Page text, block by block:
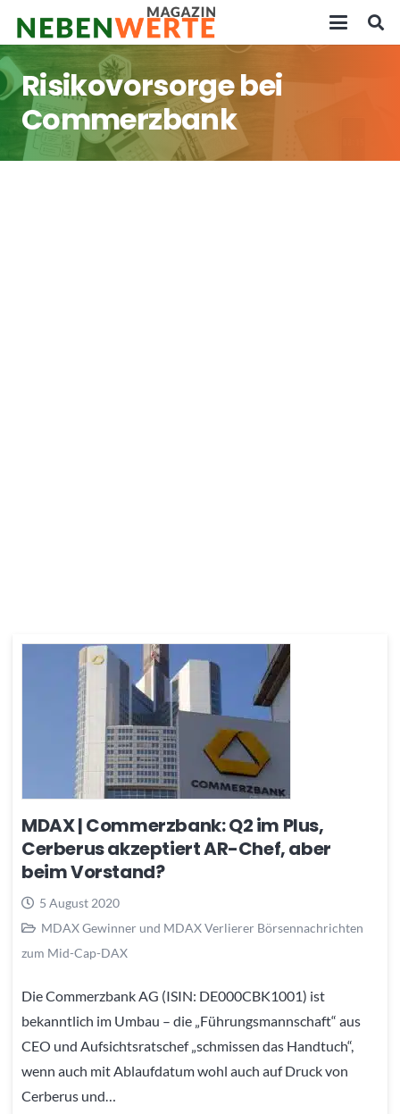
Risikovorsorge bei
Commerzbank
MDAX | Commerzbank: Q2 im Plus,
Cerberus akzeptiert AR-Chef, aber
beim Vorstand?
5 August 2020
MDAX Gewinner und MDAX Verlierer Börsennachrichten
zum Mid-Cap-DAX
Die Commerzbank AG (ISIN: DE000CBK1001) ist
bekanntlich im Umbau – die „Führungsmannschaft“ aus
CEO und Aufsichtsratschef „schmissen das Handtuch“,
wenn auch mit Ablaufdatum wohl auch auf Druck von
Cerberus und…